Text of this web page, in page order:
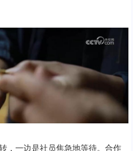
一边是社员焦急地等待。合作